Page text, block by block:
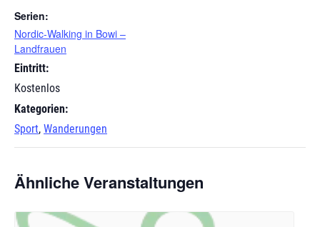
Serien:
Nordic-Walking in Bowi –
Landfrauen
Eintritt:
Kostenlos
Kategorien:
Sport, Wanderungen
Ähnliche Veranstaltungen